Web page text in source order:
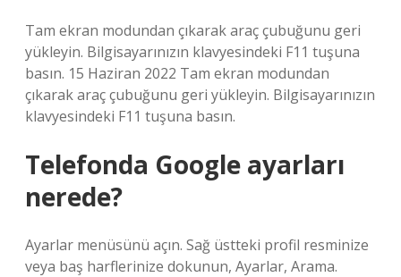
Tam ekran modundan çıkarak araç çubuğunu geri
yükleyin. Bilgisayarınızın klavyesindeki F11 tuşuna
basın. 15 Haziran 2022 Tam ekran modundan
çıkarak araç çubuğunu geri yükleyin. Bilgisayarınızın
klavyesindeki F11 tuşuna basın.
Telefonda Google ayarları
nerede?
Ayarlar menüsünü açın. Sağ üstteki profil resminize
veya baş harflerinize dokunun, Ayarlar, Arama.